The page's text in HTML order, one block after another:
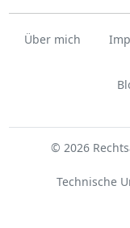
Über mich
© 2026
Technische